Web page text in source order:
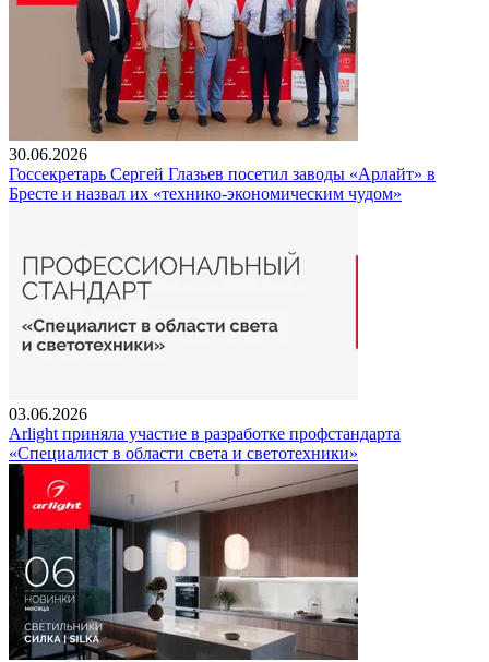
30.06.2026
Госсекретарь Сергей Глазьев посетил заводы «Арлайт» в
Бресте и назвал их «технико-экономическим чудом»
03.06.2026
Arlight приняла участие в разработке профстандарта
«Специалист в области света и светотехники»